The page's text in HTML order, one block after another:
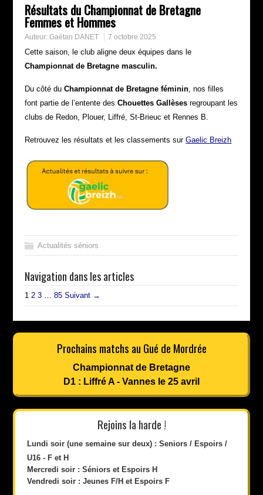
Résultats du Championnat de Bretagne
Femmes et Hommes
Auteur:Gaëtan DANET 7 octobre 2025
Cette saison, le club aligne deux équipes dans le
Championnat de Bretagne masculin.
Du côté duChampionnat de Bretagne féminin, nos filles
font partie de l’entente desChouettes Gallèses regroupant les
clubs de Redon, Plouer, Liffré, St-Brieuc et Rennes B.
Retrouvez les résultats et les classements surGaelic Breizh
Actualités séniors
Navigation dans les articles
1 2 3 … 85 Suivant →
Prochains matchs au Gué de Mordrée
Championnat de Bretagne
D1 : Liffré A - Vannes le 25 avril
Rejoins la harde !
Lundi soir (une semaine sur deux) : Seniors / Espoirs /
U16 - F et H
Mercredi soir : Séniors et Espoirs H
Vendredi soir : Jeunes F/H et Espoirs F